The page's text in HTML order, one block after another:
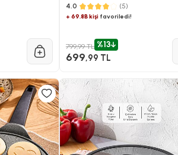
4.0 (5)
+ 69.8B kişifavoriledi!
799,99 TL %13
699,99 TL